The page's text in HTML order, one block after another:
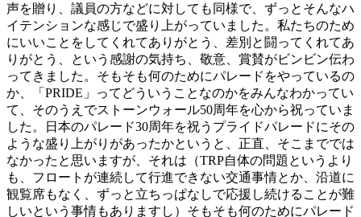
声を贈り、議員の方などに対しても同様で、ずっとそんなハ
イテンションな感じで盛り上がっていました。私たちのため
にいいことをしてくれてありがとう、差別と闘ってくれてあ
りがとう、という感謝の気持ち、敬意、賞賛がビンビン伝わ
ってきました。そもそも何のためにパレードをやっているの
か、「PRIDE」ってどういうことなのかをみんなわかってい
て、そのうえでストーンウォール50周年を心から祝っていま
した。日本のパレード30周年を祝うプライドパレードにその
ような盛り上がりがあったかというと、正直、そこまででは
なかったと思いますが、それは（TRP自体の問題というより
も、フロートが連続して行進できない交通事情とか、沿道に
観覧席もなく、ずっと立ちっぱなしで応援し続けることが難
しいという事情もありますし）そもそも何のためにパレード